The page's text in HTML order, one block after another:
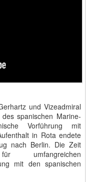
und Vizeadmiral
spanischen Marine-
Vorführung mit
in Rota endete
nach Berlin. Die Zeit
für
umfangreichen
mit den spanischen